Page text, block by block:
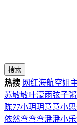
搜索
热搜 网红海航空姐
苏敏敏叶濛雨弦子
陈77小玥玥意意小
依然弯弯弯潘潘小乐